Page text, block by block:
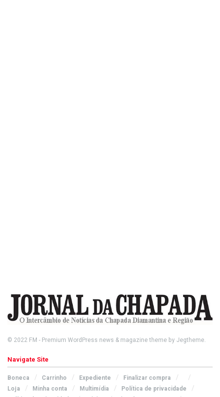
© 2022 FM - Premium WordPress news & magazine theme by Jegtheme.
Navigate Site
Boneca Carrinho Expediente
Finalizar compra
Loja
Minha conta Multimídia
Política de privacidade